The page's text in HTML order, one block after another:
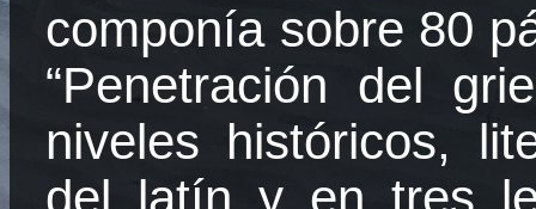
componía sobre 80
“Penetración del
niveles históricos,